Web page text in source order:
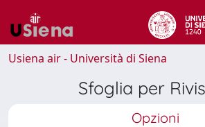
Usiena air - Università di Siena
Sfoglia per
Opzioni